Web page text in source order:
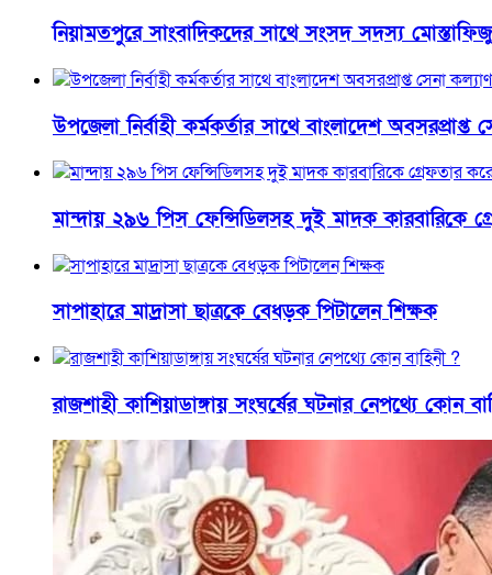
নিয়ামতপুরে সাংবাদিকদের সাথে সংসদ সদস্য
উপজেলা নির্বাহী কর্মকর্তার সাথে বাংলাদেশ অবসরপ্রাপ্ত
মান্দায় ২৯৬ পিস ফেন্সিডিলসহ দুই মাদক কারবারিকে
সাপাহারে মাদ্রাসা ছাত্রকে বেধড়ক পিটালেন শিক্ষক
রাজশাহী কাশিয়াডাঙ্গায় সংঘর্ষের ঘটনার নেপথ্যে কোন